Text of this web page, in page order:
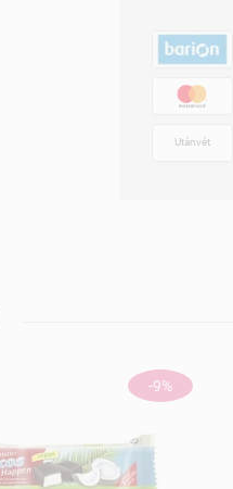
Utánvét
-9%